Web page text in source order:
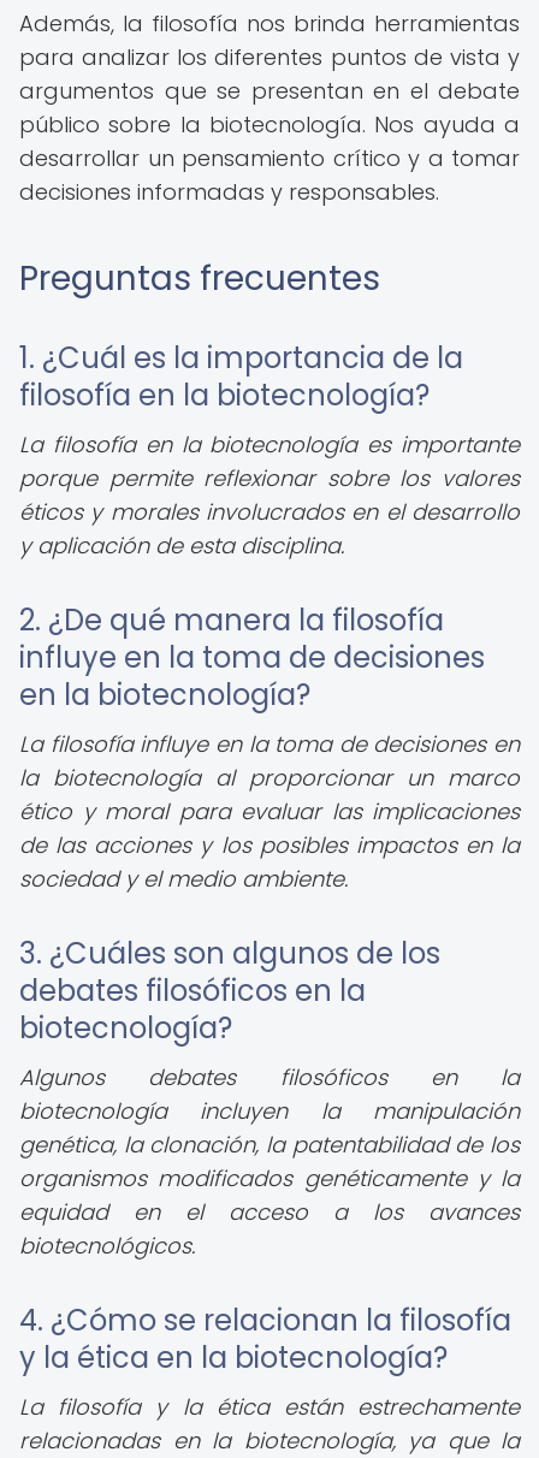
Además, la filosofía nos brinda herramientas
para analizar los diferentes puntos de vista y
argumentos que se presentan en el debate
público sobre la biotecnología. Nos ayuda a
desarrollar un pensamiento crítico y a tomar
decisiones informadas y responsables.
Preguntas frecuentes
1. ¿Cuál es la importancia de la
filosofía en la biotecnología?
La filosofía en la biotecnología es importante
porque permite reflexionar sobre los valores
éticos y morales involucrados en el desarrollo
y aplicación de esta disciplina.
2. ¿De qué manera la filosofía
influye en la toma de decisiones
en la biotecnología?
La filosofía influye en la toma de decisiones en
la biotecnología al proporcionar un marco
ético y moral para evaluar las implicaciones
de las acciones y los posibles impactos en la
sociedad y el medio ambiente.
3. ¿Cuáles son algunos de los
debates filosóficos en la
biotecnología?
Algunos debates filosóficos en la
biotecnología incluyen la manipulación
genética, la clonación, la patentabilidad de los
organismos modificados genéticamente y la
equidad en el acceso a los avances
biotecnológicos.
4. ¿Cómo se relacionan la filosofía
y la ética en la biotecnología?
La filosofía y la ética están estrechamente
relacionadas en la biotecnología, ya que la